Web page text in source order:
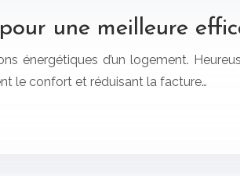
une meilleure
énergétiques d’un logement.
le confort et réduisant la facture…